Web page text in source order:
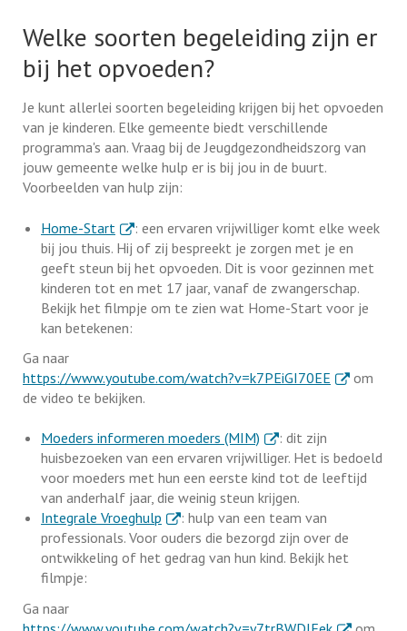
Welke soorten begeleiding zijn er
bij het opvoeden?
Je kunt allerlei soorten begeleiding krijgen bij het opvoeden
van je kinderen. Elke gemeente biedt verschillende
programma's aan. Vraag bij de Jeugdgezondheidszorg van
jouw gemeente welke hulp er is bij jou in de buurt.
Voorbeelden van hulp zijn:
Home-Start . Externe link
: een ervaren vrijwilliger komt elke week
bij jou thuis. Hij of zij bespreekt je zorgen met je en
geeft steun bij het opvoeden. Dit is voor gezinnen met
kinderen tot en met 17 jaar, vanaf de zwangerschap.
Bekijk het filmpje om te zien wat Home-Start voor je
kan betekenen:
Ga naar
https://www.youtube.com/watch?v=k7PEiGI70EE . Externe link
om
de video te bekijken.
Moeders informeren moeders (MIM) . Externe link
: dit zijn
huisbezoeken van een ervaren vrijwilliger. Het is bedoeld
voor moeders met hun een eerste kind tot de leeftijd
van anderhalf jaar, die weinig steun krijgen.
Integrale Vroeghulp . Externe link
: hulp van een team van
professionals. Voor ouders die bezorgd zijn over de
ontwikkeling of het gedrag van hun kind. Bekijk het
filmpje:
Ga naar
. Externe